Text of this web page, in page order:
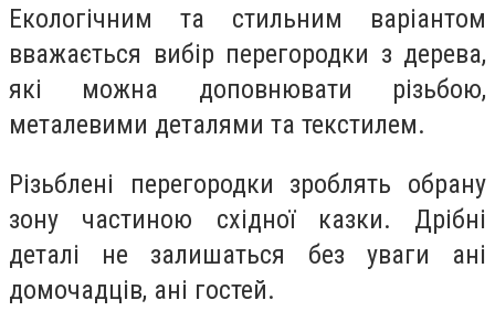
Екологічним та стильним варіантом
вважається вибір перегородки з дерева,
які можна доповнювати різьбою,
металевими деталями та текстилем.
Різьблені перегородки зроблять обрану
зону частиною східної казки. Дрібні
деталі не залишаться без уваги ані
домочадців, ані гостей.